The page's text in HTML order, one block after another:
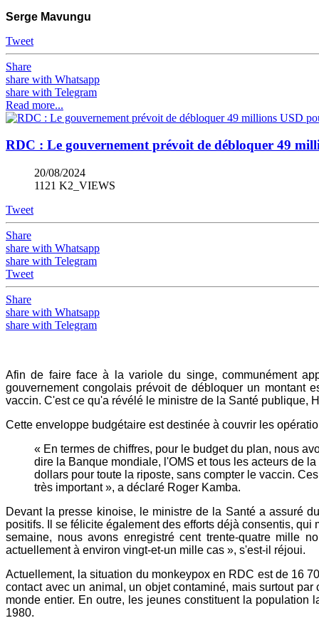
Serge Mavungu
Tweet
Share
share with Whatsapp
share with Telegram
Read more...
RDC : Le gouvernement prévoit de débloquer 49
20/08/2024
1121 K2_VIEWS
Tweet
Share
share with Whatsapp
share with Telegram
Tweet
Share
share with Whatsapp
share with Telegram
Afin de faire face à la variole du singe, communément
gouvernement congolais prévoit de débloquer un montant
vaccin. C'est ce qu'a révélé le ministre de la Santé publique,
Cette enveloppe budgétaire est destinée à couvrir les
« En termes de chiffres, pour le budget du plan, nous
dire la Banque mondiale, l'OMS et tous les acteurs de
dollars pour toute la riposte, sans compter le vaccin.
très important », a déclaré Roger Kamba.
Devant la presse kinoise, le ministre de la Santé a assuré
positifs. Il se félicite également des efforts déjà consentis,
semaine, nous avons enregistré cent trente-quatre mille
actuellement à environ vingt-et-un mille cas », s'est-il réjoui.
Actuellement, la situation du monkeypox en RDC est de 16
contact avec un animal, un objet contaminé, mais surtout
monde entier. En outre, les jeunes constituent la
1980.